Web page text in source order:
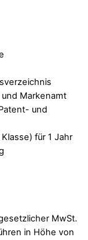
Markenamt
und
für 1 Jahr
MwSt.
in Höhe von